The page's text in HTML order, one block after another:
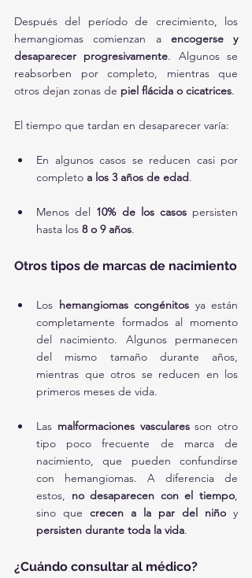
Después del período de crecimiento, los
hemangiomas comienzan a encogerse y
desaparecer progresivamente. Algunos se
reabsorben por completo, mientras que
otros dejan zonas de piel flácida o cicatrices.
El tiempo que tardan en desaparecer varía:
En algunos casos se reducen casi por
completo a los 3 años de edad.
Menos del 10% de los casos persisten
hasta los 8 o 9 años.
Otros tipos de marcas de nacimiento
Los hemangiomas congénitos ya están
completamente formados al momento
del nacimiento. Algunos permanecen
del mismo tamaño durante años,
mientras que otros se reducen en los
primeros meses de vida.
Las malformaciones vasculares son otro
tipo poco frecuente de marca de
nacimiento, que pueden confundirse
con hemangiomas. A diferencia de
estos, no desaparecen con el tiempo,
sino que crecen a la par del niño
persisten durante toda la vida.
¿Cuándo consultar al médico?